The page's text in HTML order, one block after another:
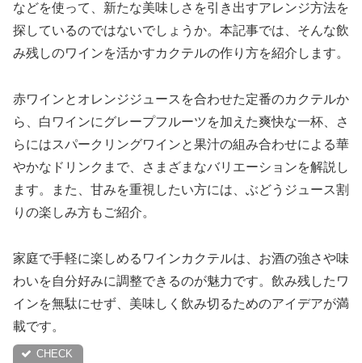
などを使って、新たな美味しさを引き出すアレンジ方法を
探しているのではないでしょうか。本記事では、そんな飲
み残しのワインを活かすカクテルの作り方を紹介します。
赤ワインとオレンジジュースを合わせた定番のカクテルか
ら、白ワインにグレープフルーツを加えた爽快な一杯、さ
らにはスパークリングワインと果汁の組み合わせによる華
やかなドリンクまで、さまざまなバリエーションを解説し
ます。また、甘みを重視したい方には、ぶどうジュース割
りの楽しみ方もご紹介。
家庭で手軽に楽しめるワインカクテルは、お酒の強さや味
わいを自分好みに調整できるのが魅力です。飲み残したワ
インを無駄にせず、美味しく飲み切るためのアイデアが満
載です。